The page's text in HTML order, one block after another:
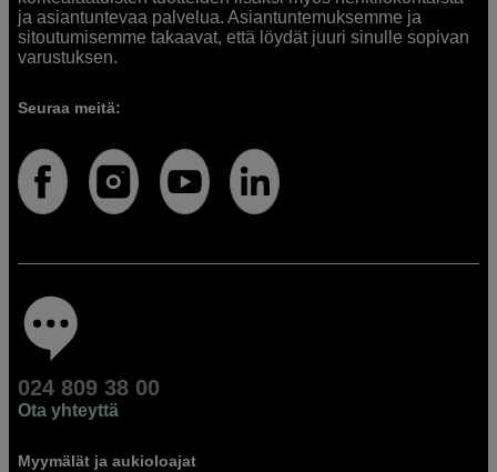
ja asiantuntevaa palvelua. Asiantuntemuksemme ja
sitoutumisemme takaavat, että löydät juuri sinulle sopivan
varustuksen.
Seuraa meitä:
024 809 38 00
Ota yhteyttä
Myymälät ja aukioloajat